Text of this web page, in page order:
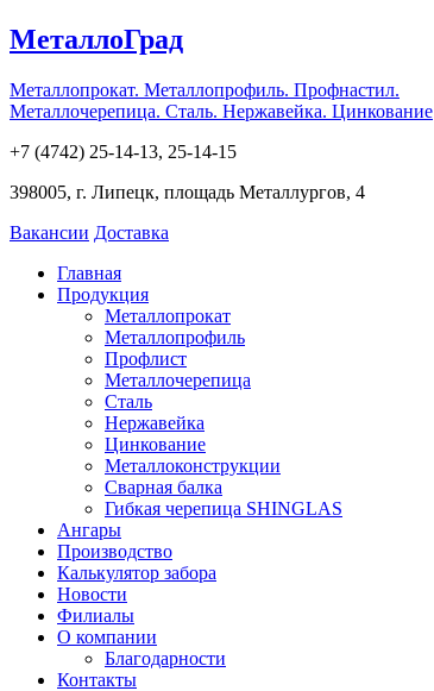
МеталлоГрад
Металлопрокат. Металлопрофиль. Профнастил.
Металлочерепица. Сталь. Нержавейка. Цинкование
+7 (4742) 25-14-13, 25-14-15
398005, г. Липецк, площадь Металлургов, 4
Вакансии Доставка
Главная
Продукция
Металлопрокат
Металлопрофиль
Профлист
Металлочерепица
Сталь
Нержавейка
Цинкование
Металлоконструкции
Сварная балка
Гибкая черепица SHINGLAS
Ангары
Производство
Калькулятор забора
Новости
Филиалы
О компании
Благодарности
Контакты